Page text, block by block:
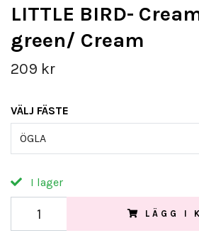
LITTLE BIRD-
green/ Cream
209 kr
VÄLJ FÄSTE
ÖGLA
I lager
LÄGG I